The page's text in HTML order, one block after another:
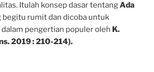
Itulah konsep dasar tentangAda
begitu rumit dan dicoba untuk
pengertian populer oleh K.
2019 : 210-214).